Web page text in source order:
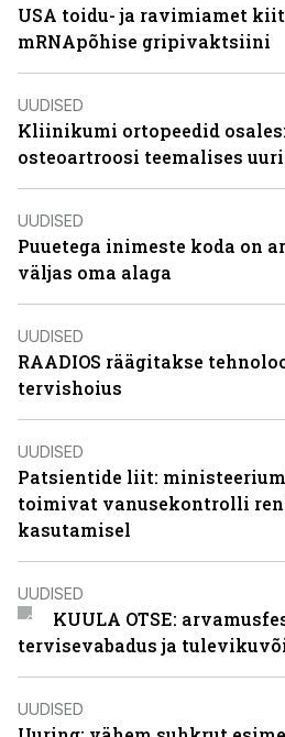
USA toidu- ja ravimiamet
mRNApõhise gripivaktsiini
UUDISED
Kliinikumi ortopeedid
osteoartroosi teemalises
UUDISED
Puuetega inimeste koda on
väljas oma alaga
UUDISED
RAADIOS räägitakse
tervishoius
UUDISED
Patsientide liit:
toimivat vanusekontrolli
kasutamisel
UUDISED
KUULA OTSE:
tervisevabadus ja
UUDISED